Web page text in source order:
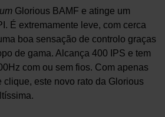
Glorious BAMF e atinge um
É extremamente leve, com cerca
boa sensação de controlo graças
de gama. Alcança 400 IPS e tem
com ou sem fios. Com apenas
clique, este novo rato da Glorious